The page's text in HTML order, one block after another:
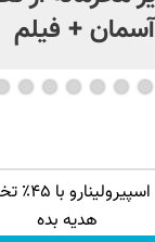
+ فیلم
شامپو
هدیه بده